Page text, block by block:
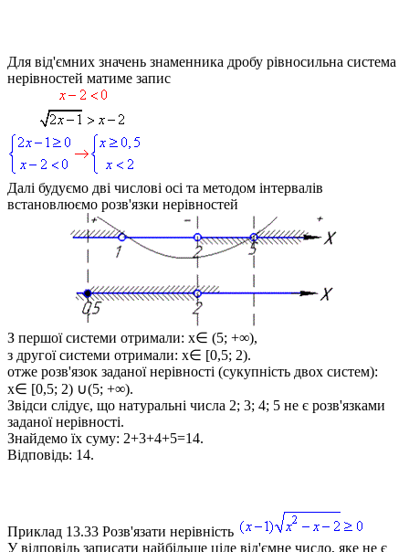
Для від'ємних значень знаменника дробу рівносильна система
нерівностей матиме запис
Далі будуємо дві числові осі та методом інтервалів
встановлюємо розв'язки нерівностей
З першої системи отримали: x∈ (5; +∞),
з другої системи отримали: x∈ [0,5; 2).
отже розв'язок заданої нерівності (сукупність двох систем):
x∈ [0,5; 2) ∪(5; +∞).
Звідси слідує, що натуральні числа 2; 3; 4; 5 не є розв'язками
заданої нерівності.
Знайдемо їх суму: 2+3+4+5=14.
Відповідь: 14.
Приклад 13.33 Розв'язати нерівність
У відповідь записати найбільше ціле від'ємне число, яке не є